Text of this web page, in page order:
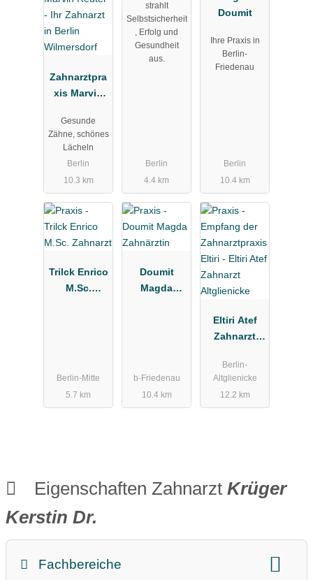
Zahnarztpra
xis Marvin
Zahnarzt in
Berlin
Gesunde
Zähne, schönes
Lächeln
Berlin
10.3 km
strahlt
Selbstsicherheit
, Erfolg und
Gesundheit
aus.
Berlin
4.4 km
Doumit
Ihre Praxis in
Berlin-
Friedenau
Berlin
10.4 km
Trilck Enrico
M.Sc.
Berlin-Mitte
5.7 km
Doumit
Magda
b-Friedenau
10.4 km
Eltiri Atef
Zahnarzt
Berlin-
Altglienicke
12.2 km
Eigenschaften Zahnarzt Krüger
Kerstin Dr.
Fachbereiche